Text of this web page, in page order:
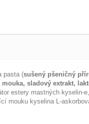
pasta (sušený pšeničný
sladový extrakt,
estery mastných kyselin-
mouku kyselina L-